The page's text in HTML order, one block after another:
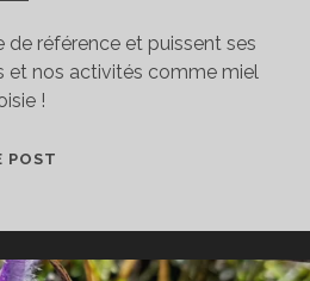
de référence et puissent ses
et nos activités comme miel
!
POST
AGRÉÉ,